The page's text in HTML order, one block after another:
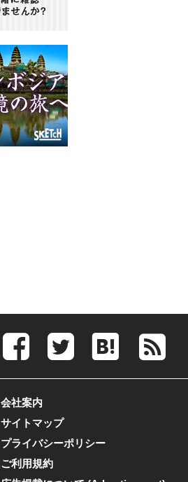
会社案内
サイトマップ
プライバシーポリシー
ご利用規約